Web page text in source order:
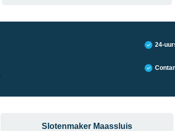
24-
Slotenmaker Maassluis